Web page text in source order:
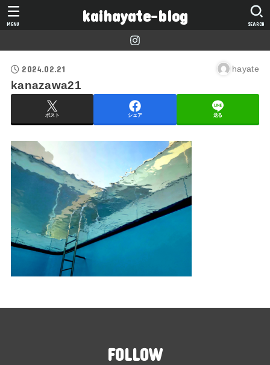
kaihayate-blog SEARCH
MENU
2024.02.21 hayate
kanazawa21
ポスト シェア 送る
FOLLOW